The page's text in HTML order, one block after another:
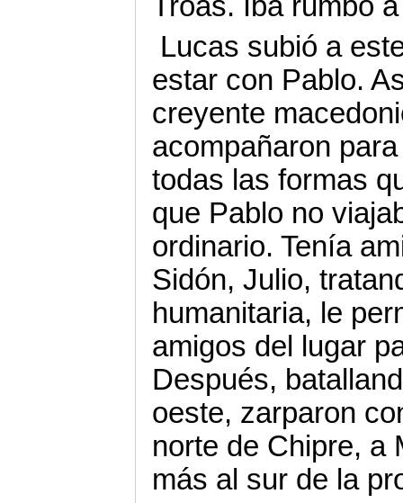
Lucas subió a
estar con Pablo.
creyente
acompañaron
todas las formas
que Pablo no
ordinario. Tenía
Sidón, Julio,
humanitaria, le
amigos del lugar
Después,
oeste, zarparon
norte de Chipre, a
más al sur de la